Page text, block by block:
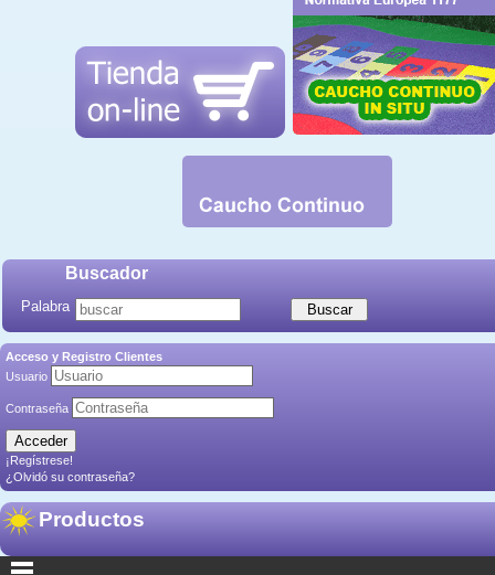
Buscador
Palabra
Acceso y Registro Clientes
Usuario
Contraseña
¡Regístrese!
¿Olvidó su contraseña?
Productos